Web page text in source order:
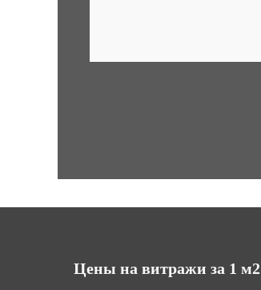
Цены на витражи за 1 м2